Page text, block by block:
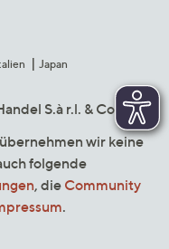
Japan
S.à r.l. & Co. KG
wir keine
folgende
, die Community
.